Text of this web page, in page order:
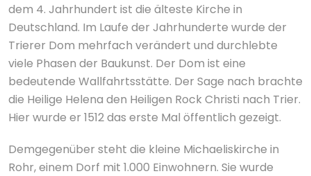
dem 4. Jahrhundert ist die älteste Kirche in
Deutschland. Im Laufe der Jahrhunderte wurde der
Trierer Dom mehrfach verändert und durchlebte
viele Phasen der Baukunst. Der Dom ist eine
bedeutende Wallfahrtsstätte. Der Sage nach brachte
die Heilige Helena den Heiligen Rock Christi nach Trier.
Hier wurde er 1512 das erste Mal öffentlich gezeigt.
Demgegenüber steht die kleine Michaeliskirche in
Rohr, einem Dorf mit 1.000 Einwohnern. Sie wurde